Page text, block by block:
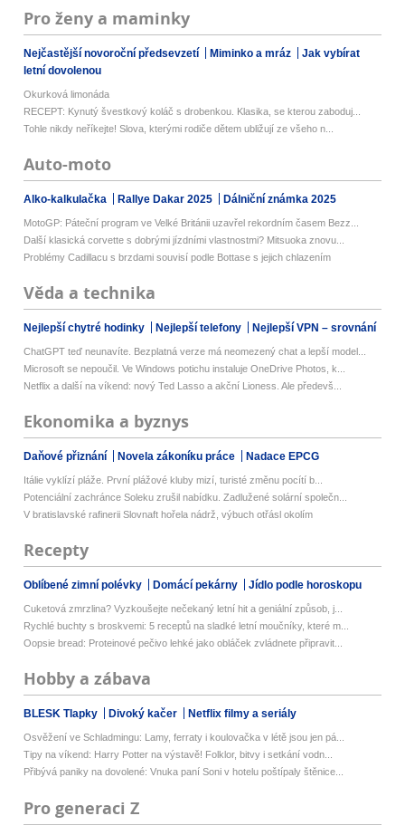
Pro ženy a maminky
Nejčastější novoroční předsevzetí Miminko a mráz
Jak vybírat
letní dovolenou
Okurková limonáda
RECEPT: Kynutý švestkový koláč s drobenkou. Klasika, se kterou zaboduj...
Tohle nikdy neříkejte! Slova, kterými rodiče dětem ubližují ze všeho n...
Auto-moto
Alko-kalkulačka Rallye Dakar 2025 Dálniční známka 2025
MotoGP: Páteční program ve Velké Británii uzavřel rekordním časem Bezz...
Další klasická corvette s dobrými jízdními vlastnostmi? Mitsuoka znovu...
Problémy Cadillacu s brzdami souvisí podle Bottase s jejich chlazením
Věda a technika
Nejlepší chytré hodinky Nejlepší telefony Nejlepší VPN – srovnání
ChatGPT teď neunavíte. Bezplatná verze má neomezený chat a lepší model...
Microsoft se nepoučil. Ve Windows potichu instaluje OneDrive Photos, k...
Netflix a další na víkend: nový Ted Lasso a akční Lioness. Ale předevš...
Ekonomika a byznys
Daňové přiznání Novela zákoníku práce Nadace EPCG
Itálie vyklízí pláže. První plážové kluby mizí, turisté změnu pocítí b...
Potenciální zachránce Soleku zrušil nabídku. Zadlužené solární společn...
V bratislavské rafinerii Slovnaft hořela nádrž, výbuch otřásl okolím
Recepty
Oblíbené zimní polévky Domácí pekárny Jídlo podle horoskopu
Cuketová zmrzlina? Vyzkoušejte nečekaný letní hit a geniální způsob, j...
Rychlé buchty s broskvemi: 5 receptů na sladké letní moučníky, které m...
Oopsie bread: Proteinové pečivo lehké jako obláček zvládnete připravit...
Hobby a zábava
BLESK Tlapky Divoký kačer Netflix filmy a seriály
Osvěžení ve Schladmingu: Lamy, ferraty i koulovačka v létě jsou jen pá...
Tipy na víkend: Harry Potter na výstavě! Folklor, bitvy i setkání vodn...
Přibývá paniky na dovolené: Vnuka paní Soni v hotelu poštípaly štěnice...
Pro generaci Z